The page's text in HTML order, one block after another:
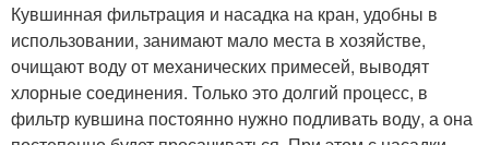
Кувшинная фильтрация и насадка на кран, удобны в
использовании, занимают мало места в хозяйстве,
очищают воду от механических примесей, выводят
хлорные соединения. Только это долгий процесс, в
фильтр кувшина постоянно нужно подливать воду, а она